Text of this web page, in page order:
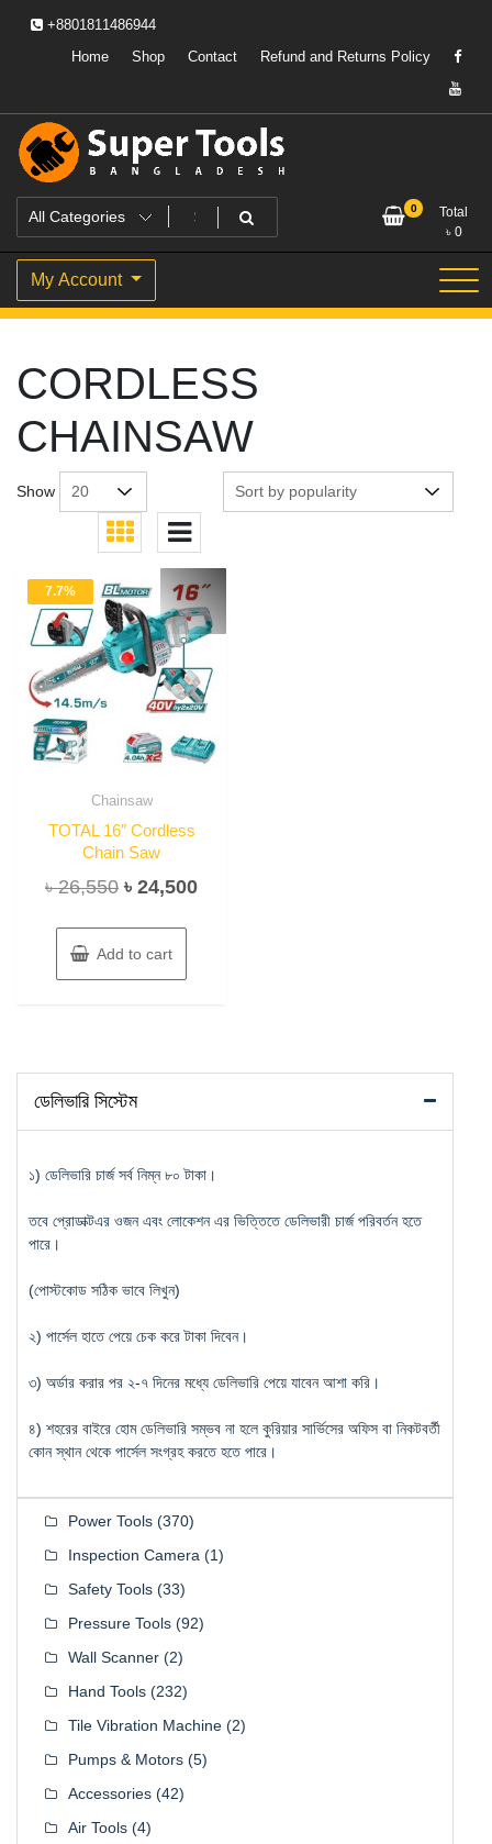
+8801811486944
Home
Shop Contact Refund and Returns Policy
Super Tools Bangladesh
Powering Professionals. Building Bangladesh.
0
Total
৳ 0
My Account
CORDLESS
CHAINSAW
Show
7.7%
Chainsaw
TOTAL 16″ Cordless
Chain Saw
৳26,550 Original
was:
৳ 26,550.
৳24,500Current
Add to cart
ডেলিভারি সিস্টেম
১) ডেলিভারি চার্জ সর্ব নিম্ন ৮০ টাকা।
তবে প্রোডাক্টএর ওজন এবং লোকেশন এর ভিত্তিতে ডেলিভারী চার্জ পরিবর্তন হতে
পারে।
(পোস্টকোড সঠিক ভাবে লিখুন)
২) পার্সেল হাতে পেয়ে চেক করে টাকা দিবেন।
৩) অর্ডার করার পর ২-৭ দিনের মধ্যে ডেলিভারি পেয়ে যাবেন আশা করি।
৪) শহরের বাইরে হোম ডেলিভারি সম্ভব না হলে কুরিয়ার সার্ভিসের অফিস বা নিকটবর্তী
কোন স্থান থেকে পার্সেল সংগ্রহ করতে হতে পারে।
Power Tools (370)
Inspection Camera (1)
Safety Tools (33)
Pressure Tools (92)
Wall Scanner (2)
Hand Tools (232)
Tile Vibration Machine (2)
Pumps & Motors (5)
Accessories (42)
Air Tools (4)